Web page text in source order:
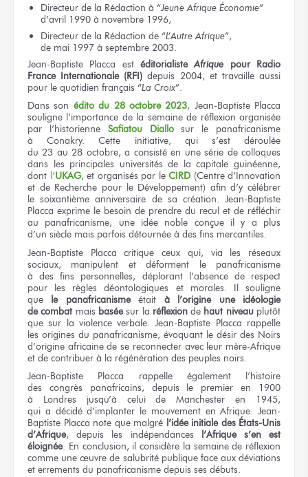
Directeurde la Rédaction à “Jeune Afrique Économie”
d’avril 1990 à novembre 1996,
Directeurde la Rédaction de “L’Autre Afrique”,
de mai 1997 à septembre 2003.
Jean-Baptiste Placca estéditorialiste Afrique
pour Radio
France Internationale (RFI) depuis 2004, et travailleaussi
pour le quotidien français “La Croix”.
Dans son édito du 28 octobre 2023, Jean-Baptiste Placca
souligne l’importance de la semaine de réflexion organisée
par l’historienne
Safiatou Diallo
sur le panafricanisme
à Conakry.
Cette initiative, qui s’est déroulée
du 23 au 28 octobre, a consisté en une série de colloques
dans les principales universitésde la capitale guinéenne,
dont l’UKAG, et organisés par le CIRD (Centre d’Innovation
et de Recherche pour le Développement) afind’y célébrer
le soixantième anniversaire de sa création. Jean-Baptiste
Placca exprime le besoin de prendre du recul et de réfléchir
au panafricanisme,
une idée noble conçue il y a plus
d’un siècle mais parfois détournée à des fins mercantiles.
Jean-Baptiste Placca critique
ceux qui, via les réseaux
sociaux, manipulent et déforment
le panafricanisme
à des fins personnelles, déplorant l’absence de respect
pour les règles déontologiques et morales.
Il souligne
que le panafricanismeétait à l’origine
une idéologie
de combat mais basée sur la réflexion de haut niveauplutôt
que sur la violenceverbale. Jean-Baptiste Placca rappelle
les origines du panafricanisme, évoquant le désir des Noirs
d’origine africainede se reconnecter avec leur mère-Afrique
et de contribuer à la régénération des peuples noirs.
Jean-Baptiste Placca rappelleégalement l’histoire
des congrès panafricains, depuis le premier
en 1900
à Londres
jusqu’à celui de Manchester
en 1945,
qui a décidéd’implanter le mouvement en Afrique. Jean-
Baptiste Placca note que malgré l’idée initiale des États-Unis
d’Afrique, depuis les indépendances l’Afrique s’en est
éloignée. En conclusion, il considère la semaine de réflexion
comme une œuvre de salubritépublique face aux déviations
et errements du panafricanisme depuis ses débuts.